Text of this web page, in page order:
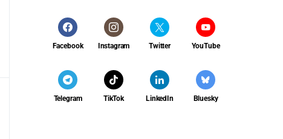
Facebook Instagram Twitter YouTube
Telegram TikTok LinkedIn Bluesky